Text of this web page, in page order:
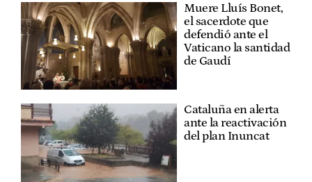
Muere Lluís Bonet,
el sacerdote que
defendió ante el
Vaticano la santidad
de Gaudí
Cataluña en alerta
ante la reactivación
del plan Inuncat